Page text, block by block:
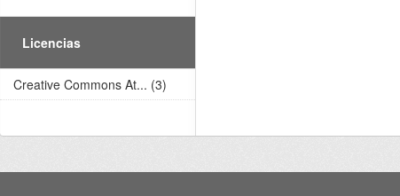
Licencias
Creative Commons At... (3)